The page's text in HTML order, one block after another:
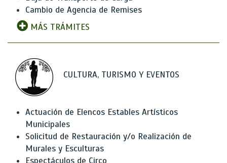
Cambio de Agencia de Remises
MÁS TRÁMITES
CULTURA, TURISMO Y EVENTOS
Actuación de Elencos Estables Artísticos
Municipales
Solicitud de Restauración y/o Realización de
Murales y Esculturas
Espectáculos de Circo